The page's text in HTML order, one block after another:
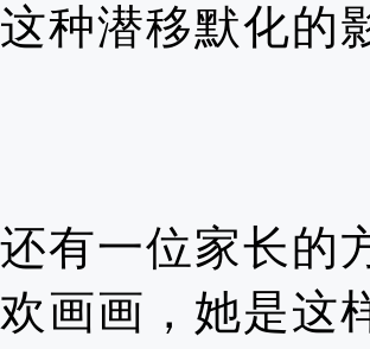
这种潜移默化的
还有一位家长的
欢画画，她是这